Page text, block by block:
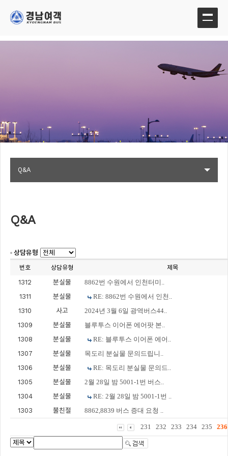
Q&A
Q&A
상담유형
번호 상담유형 제목
1312 분실물
8862번 수원에서 인천터미..
1311
분실물
RE: 8862번 수원에서 인천..
1310
사고
2024년 3월 6일 광역버스44..
1309
분실물
블루투스 이어폰 에어팟 본..
1308
분실물
RE: 블루투스 이어폰 에어..
1307
분실물
목도리 분실물 문의드립니..
1306
분실물
RE: 목도리 분실물 문의드..
1305
분실물
2월 28일 밤 5001-1번 버스..
1304
분실물
RE: 2월 28일 밤 5001-1번 ..
1303
불친절 8862,8839 버스 증대 요청 ..
231 232 233 234 235 236